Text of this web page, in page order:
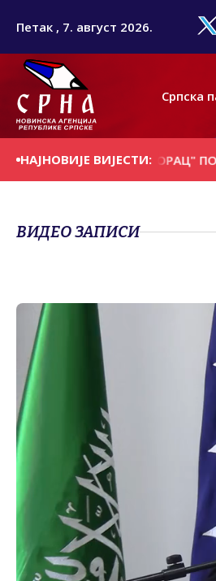
Петак , 7. август 2026.
Српска
НАЈНОВИЈЕ ВИЈЕСТИ:
ДАНАШЊИ ДАН "БОРАЦ"
ВИДЕО ЗАПИСИ